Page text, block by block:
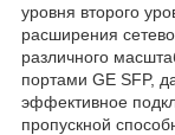
уровня второго
расширения
различного
портами GE SFP,
эффективное
пропускной